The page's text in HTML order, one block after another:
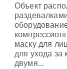
Объект
маску для
для ухода за
двумя...